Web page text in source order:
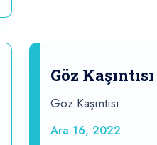
Göz Kaşıntısı
Göz Kaşıntısı
Ara 16, 2022